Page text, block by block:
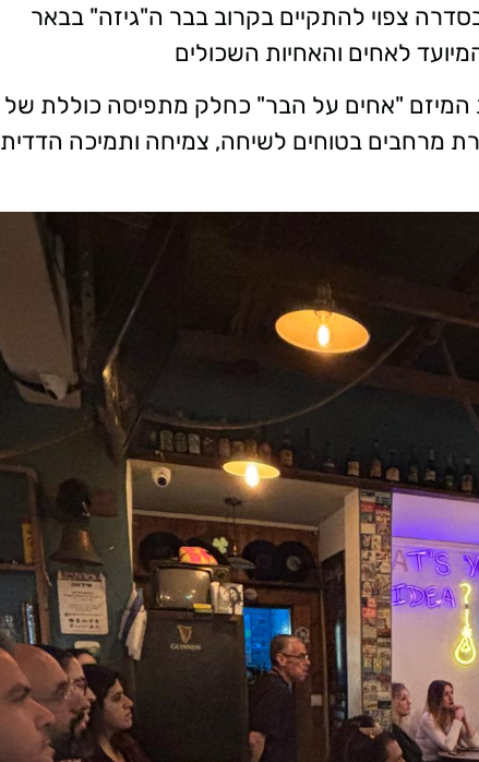
צפוי להתקיים בקרוב בבר ה"גיזה" בבאר
לאחים והאחיות השכולים
"אחים על הבר" כחלק מתפיסה כוללת של
מרחבים בטוחים לשיחה, צמיחה ותמיכה הדדית